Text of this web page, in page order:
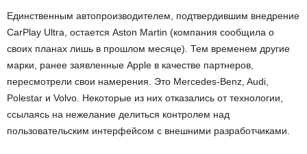
Единственным автопроизводителем, подтвердившим внедрение
CarPlay Ultra, остается Aston Martin (компания сообщила о
своих планах лишь в прошлом месяце). Тем временем другие
марки, ранее заявленные Apple в качестве партнеров,
пересмотрели свои намерения. Это Mercedes-Benz, Audi,
Polestar и Volvo. Некоторые из них отказались от технологии,
ссылаясь на нежелание делиться контролем над
пользовательским интерфейсом с внешними разработчиками.